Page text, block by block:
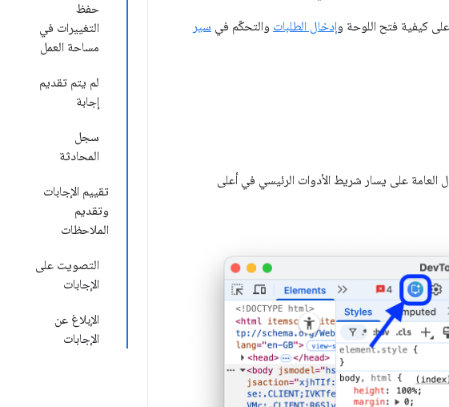
حفظ
التغييرات في
مساحة العمل
لم يتم تقديم
إجابة
سجل
المحادثة
تقييم الإجابات
وتقديم
الملاحظات
التصويت على
الإجابات
الإبلاغ عن
الإجابات
كيفية فتح اللوحة وإدخال الطلبات والتحكّم في سير
العامة على يسار شريط الأدوات الرئيسي في أعلى